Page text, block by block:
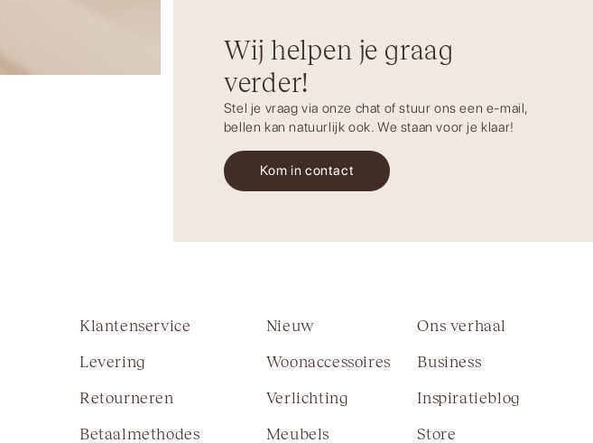
Wij helpen je graag
verder!
Stel je vraag via onze chat of stuur ons een e-mail,
bellen kan natuurlijk ook. We staan voor je klaar!
Kom in contact
Klantenservice
Levering
Retourneren
Betaalmethodes
Nieuw
Woonaccessoires
Verlichting
Meubels
Ons verhaal
Business
Inspiratieblog
Store